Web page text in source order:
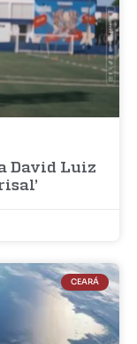
David Luiz
CEARÁ